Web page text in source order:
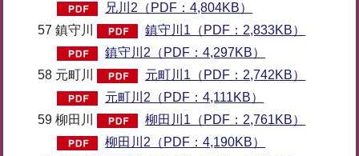
兄川2（PDF：4,804KB）
57 鎮守川
鎮守川1（PDF：2,833KB）
鎮守川2（PDF：4,297KB）
58 元町川
元町川1（PDF：2,742KB）
元町川2（PDF：4,111KB）
59 柳田川
柳田川1（PDF：2,761KB）
柳田川2（PDF：4,190KB）